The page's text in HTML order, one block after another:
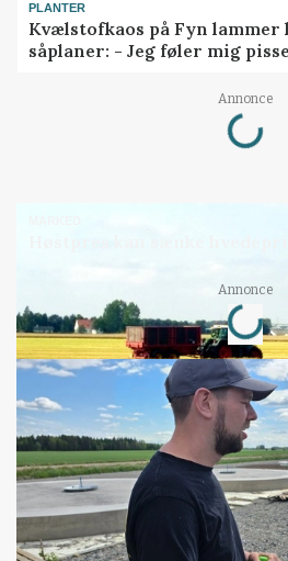
PLANTER
Kvælstofkaos på Fyn lammer
såplaner: - Jeg føler mig
Annonce
Loading...
Annonce
Loading...